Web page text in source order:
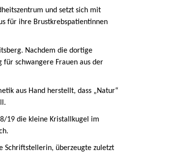
und setzt sich mit
für ihre Brustkrebspatientinnen
Nachdem die dortige
für schwangere Frauen aus der
aus Hand herstellt, dass „Natur“
19 die kleine Kristallkugel im
Schriftstellerin, überzeugte zuletzt